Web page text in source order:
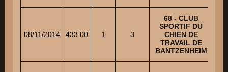
08/11/2014 433.00 1 3
68 - CLUB
SPORTIF DU
CHIEN DE
TRAVAIL DE
BANTZENHEIM